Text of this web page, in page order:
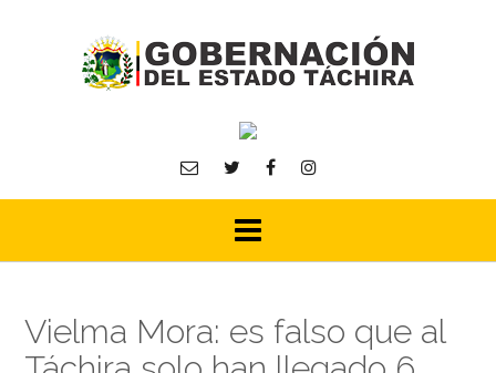
Vielma Mora: es falso que al